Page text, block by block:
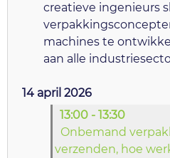
creatieve ingenieurs
machines te
aan alle
14 april 2026
13:00 - 13:30
Onbemand
verzenden, hoe